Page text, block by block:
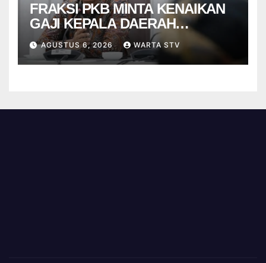
FRAKSI PKB MINTA KENAIKAN
GAJI KEPALA DAERAH
BERBASIS KINERJA
AGUSTUS 6, 2026 WARTA STV